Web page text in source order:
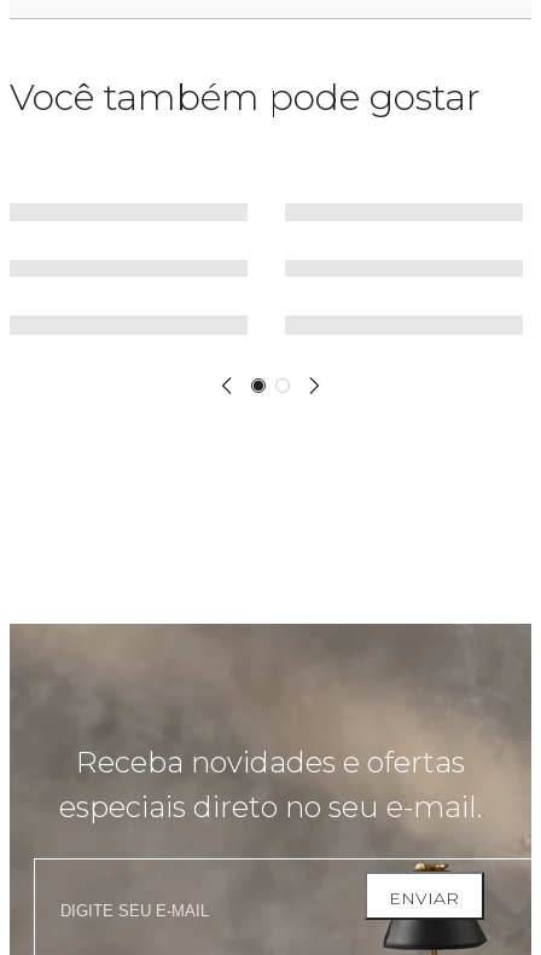
Você também pode gostar
Receba novidades e ofertas
especiais direto no seu e-mail.
ENVIAR